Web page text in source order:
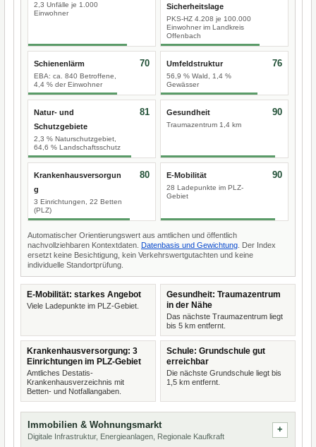
2,3 Unfälle je 1.000
Einwohner
Sicherheitslage
PKS-HZ 4.208 je 100.000
Einwohner im Landkreis
Offenbach
Schienenlärm
EBA: ca. 840 Betroffene,
4,4 % der Einwohner
70 Umfeldstruktur
56,9 % Wald, 1,4 %
Gewässer
76
Natur- und
Schutzgebiete
2,3 % Naturschutzgebiet,
64,6 % Landschaftsschutz
81 Gesundheit
Traumazentrum 1,4 km
90
Krankenhausversorgun
g
3 Einrichtungen, 22 Betten
(PLZ)
80 E-Mobilität
28 Ladepunkte im PLZ-
Gebiet
90
Automatischer Orientierungswert aus amtlichen und öffentlich
nachvollziehbaren Kontextdaten. Datenbasis und Gewichtung . Der Index
ersetzt keine Besichtigung, kein Verkehrswertgutachten und keine
individuelle Standortprüfung.
E-Mobilität: starkes Angebot
Viele Ladepunkte im PLZ-Gebiet.
Gesundheit: Traumazentrum
in der Nähe
Das nächste Traumazentrum liegt
bis 5 km entfernt.
Krankenhausversorgung: 3
Einrichtungen im PLZ-Gebiet
Amtliches Destatis-
Krankenhausverzeichnis mit
Betten- und Notfallangaben.
Schule: Grundschule gut
erreichbar
Die nächste Grundschule liegt bis
1,5 km entfernt.
Immobilien & Wohnungsmarkt
Digitale Infrastruktur, Energieanlagen, Regionale Kaufkraft